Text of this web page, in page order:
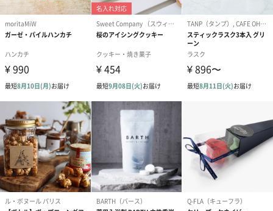
シーズンブーケ（ひま
わり）（1,880円）
ブーケ（ホワイトグリ
ーン）（1,650円）
ブーケ（ピン
ドライフラワー・プリザーブドフラワー
自然のお花で作ったドライフラワー・プリザーブドフラワーを同
梱します。
一部花材が写真と異なる場合がございます。予めご了承くださ
い。パッケージに入れてお届けします。